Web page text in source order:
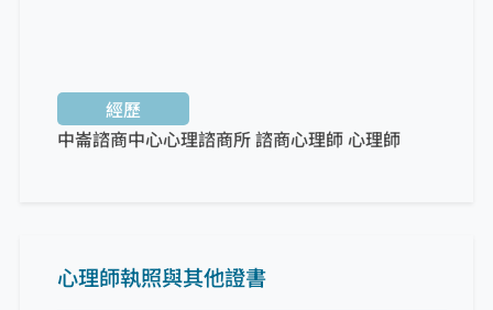
經歷
中崙諮商中心心理諮商所 諮商心理師 心理師
心理師執照與其他證書